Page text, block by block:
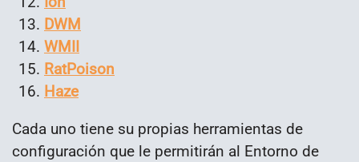
DWM
WMII
RatPoison
Haze
Cada uno tiene su propias herramientas de
configuración que le permitirán al Entorno de